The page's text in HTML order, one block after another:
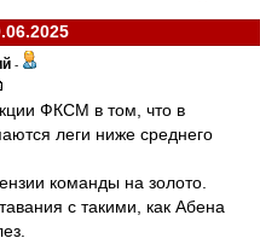
-
ФКСМ в том, что в
леги ниже среднего
команды на золото.
с такими, как Абена